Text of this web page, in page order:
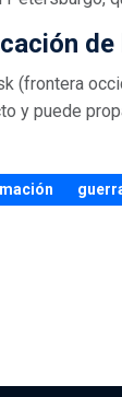
(frontera
y puede